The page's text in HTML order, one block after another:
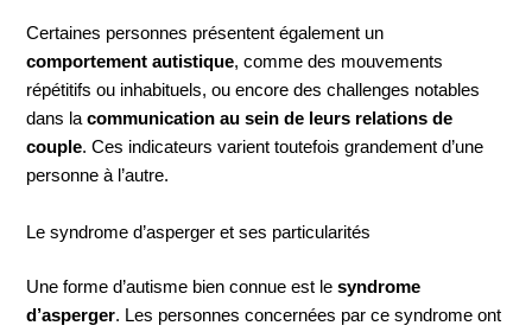
Certaines personnes présentent également un
comportement autistique, comme des mouvements
répétitifs ou inhabituels, ou encore des challenges notables
dans lacommunication au sein de leurs relations de
couple. Ces indicateurs varient toutefois grandement d’une
personne à l’autre.
Le syndrome d’asperger et ses particularités
Une forme d’autisme bien connue est lesyndrome
d’asperger. Les personnes concernées par ce syndrome ont